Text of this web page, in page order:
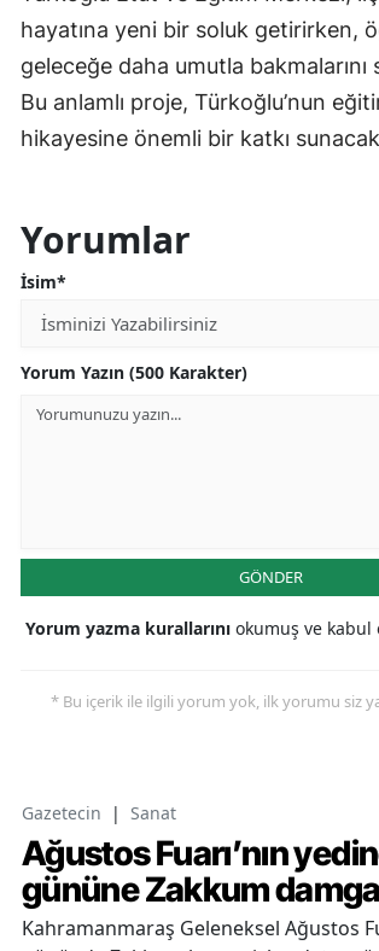
hayatına yeni bir soluk getirirken,
geleceğe daha umutla bakmalarını
Bu anlamlı proje, Türkoğlu’nun
hikayesine önemli bir katkı
Yorumlar
İsim*
Yorum Yazın (500 Karakter)
GÖNDER
Yorum yazma kurallarını okumuş ve kabul
* Bu içerik ile ilgili yorum yok, ilk yorumu siz
Gazetecin | Sanat
Ağustos Fuarı’nın
gününe Zakkum
Kahramanmaraş Geleneksel Ağustos